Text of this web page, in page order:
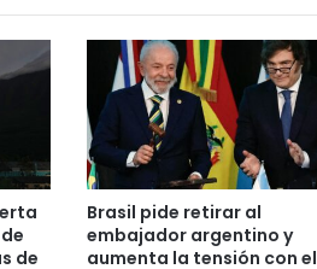
de
Brasil pide retirar al
embajador argentino y
aumenta la tensión con el